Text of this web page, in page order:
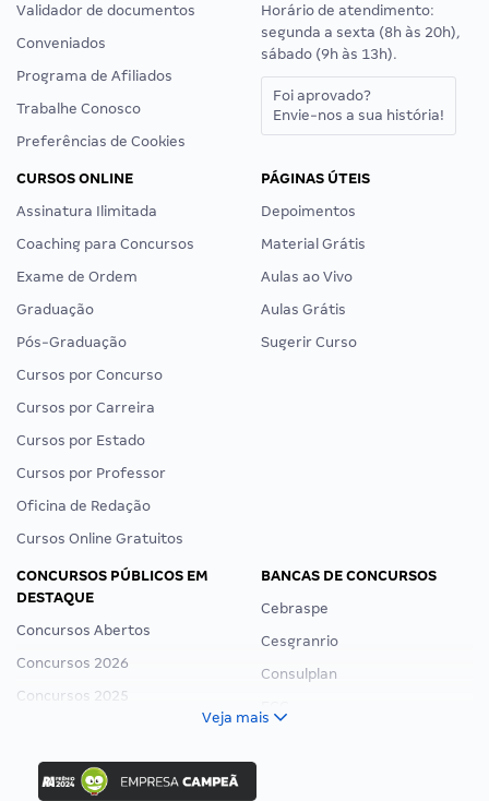
Validador de documentos
Conveniados
Programa de Afiliados
Trabalhe Conosco
Preferências de Cookies
Horário de atendimento:
segunda a sexta (8h às 20h),
sábado (9h às 13h).
Foi aprovado?
Envie-nos a sua história!
CURSOS ONLINE
Assinatura Ilimitada
Coaching para Concursos
Exame de Ordem
Graduação
Pós-Graduação
Cursos por Concurso
Cursos por Carreira
Cursos por Estado
Cursos por Professor
Oficina de Redação
Cursos Online Gratuitos
PÁGINAS ÚTEIS
Depoimentos
Material Grátis
Aulas ao Vivo
Aulas Grátis
Sugerir Curso
CONCURSOS PÚBLICOS EM
DESTAQUE
Concursos Abertos
Concursos 2026
Concursos 2025
Concurso Ibama
Concurso MPU
BANCAS DE CONCURSOS
Cebraspe
Cesgranrio
Consulplan
Veja mais